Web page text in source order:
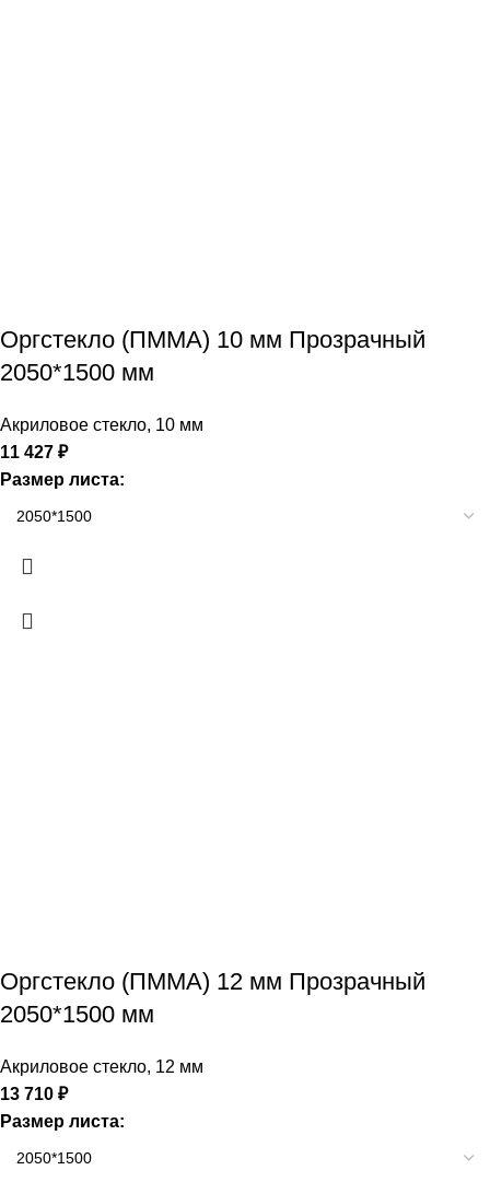
Оргстекло (ПММА) 10 мм Прозрачный
2050*1500 мм
Акриловое стекло, 10 мм
11 427 ₽
Размер листа:
Оргстекло (ПММА) 12 мм Прозрачный
2050*1500 мм
Акриловое стекло, 12 мм
13 710 ₽
Размер листа: